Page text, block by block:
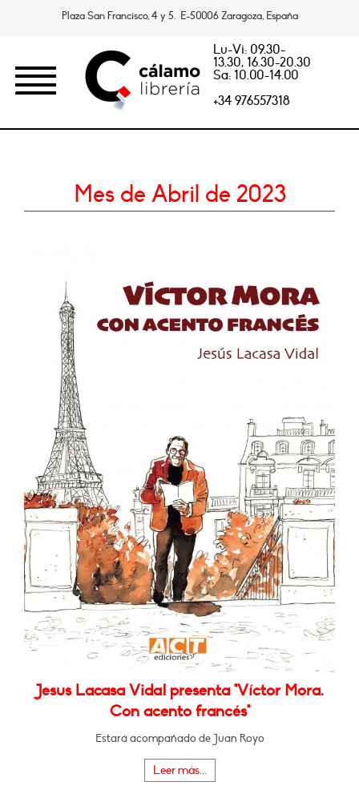
Plaza San Francisco, 4 y 5. E-50006 Zaragoza, España
Lu-Vi: 09.30-
13.30, 16.30-20.30
Sa: 10.00-14.00
+34 976557318
Mes de Abril de 2023
Jesus Lacasa Vidal presenta "Víctor Mora.
Con acento francés"
Estará acompañado de Juan Royo
Leer más...